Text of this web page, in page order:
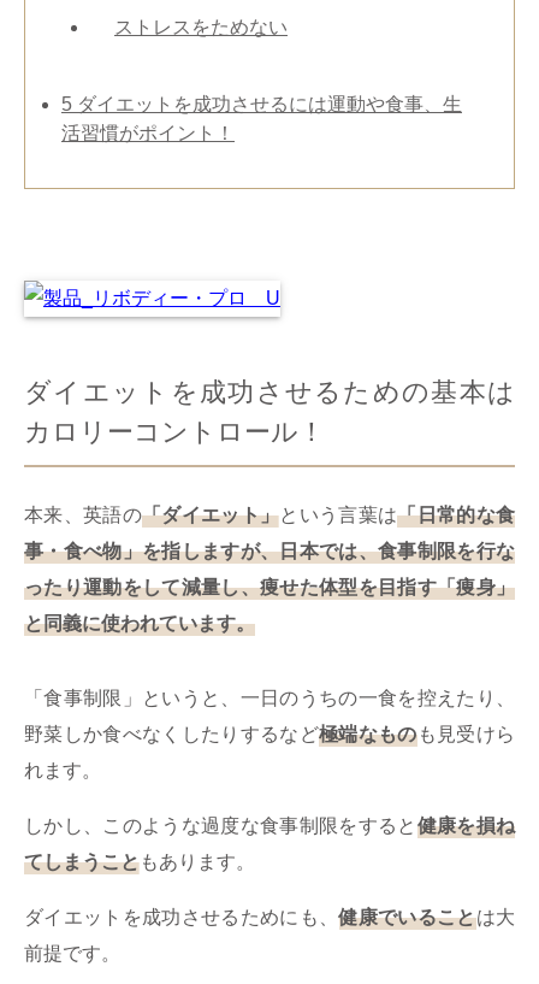
ストレスをためない
5 ダイエットを成功させるには運動や食事、生
活習慣がポイント！
ダイエットを成功させるための基本は
カロリーコントロール！
本来、英語の「ダイエット」という言葉は「日常的な食
事・食べ物」を指しますが、日本では、食事制限を行な
ったり運動をして減量し、痩せた体型を目指す「痩身」
と同義に使われています。
「食事制限」というと、一日のうちの一食を控えたり、
野菜しか食べなくしたりするなど極端なものも見受けら
れます。
しかし、このような過度な食事制限をすると 健康を損ね
てしまうこともあります。
ダイエットを成功させるためにも、健康でいることは大
前提です。